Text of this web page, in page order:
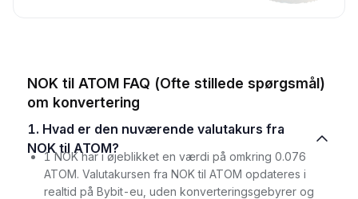
NOK til ATOM FAQ (Ofte stillede spørgsmål)
om konvertering
1. Hvad er den nuværende valutakurs fra
NOK til ATOM?
1 NOK har i øjeblikket en værdi på omkring 0.076
ATOM. Valutakursen fra NOK til ATOM opdateres i
realtid på Bybit-eu, uden konverteringsgebyrer og